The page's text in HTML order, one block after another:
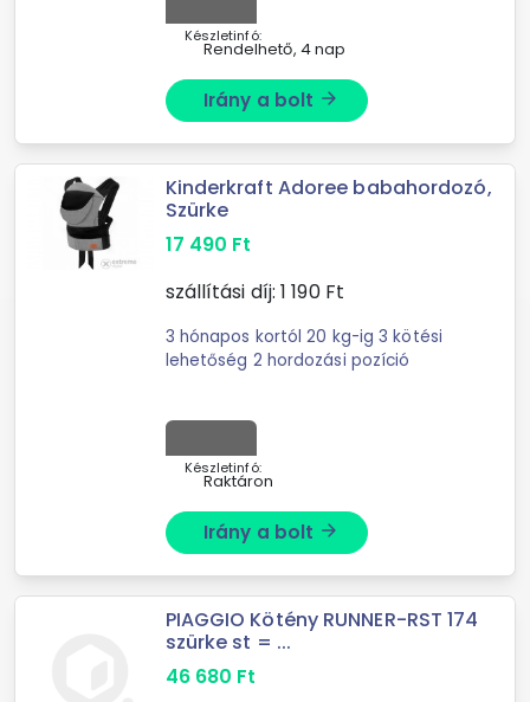
Készletinfó:
Rendelhető, 4 nap
Irány a bolt arrow_forward
Kinderkraft Adoree babahordozó,
Szürke
17 490 Ft
szállítási díj: 1 190Ft
3 hónapos kortól 20 kg-ig 3 kötési
lehetőség 2 hordozási pozíció
Készletinfó:
Raktáron
Irány a bolt arrow_forward
PIAGGIO Kötény RUNNER-RST 174
szürke st = ...
46 680 Ft